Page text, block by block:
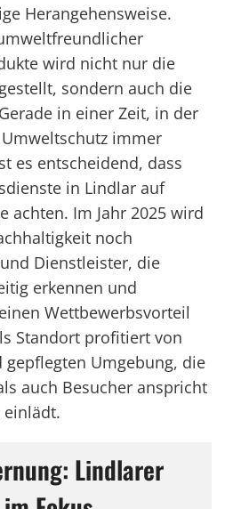
Herangehensweise.
wird nicht nur die
sondern auch die
in einer Zeit, in der
immer
es entscheidend, dass
in Lindlar auf
achten. Im Jahr 2025 wird
noch
Dienstleister, die
erkennen und
Wettbewerbsvorteil
Standort profitiert von
gepflegten Umgebung, die
auch Besucher anspricht
einlädt.
Lindlarer